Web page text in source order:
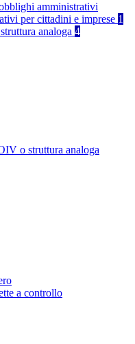
amministrativi
per cittadini e imprese 1
analoga 4
o struttura analoga
a controllo